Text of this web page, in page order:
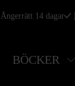
Ångerrätt 14 dagar
BÖCKER